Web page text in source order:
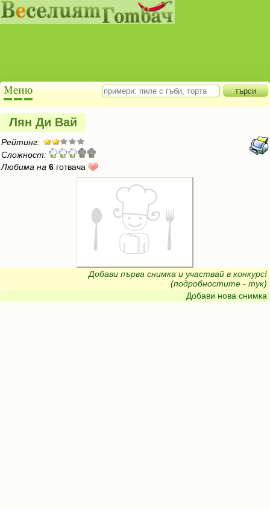
Лян Ди Вай
Рейтинг:
Сложност:
Любима на 6 готвача
Добави първа снимка и участвай в конкурс!
(подробностите - тук)
Добави нова снимка